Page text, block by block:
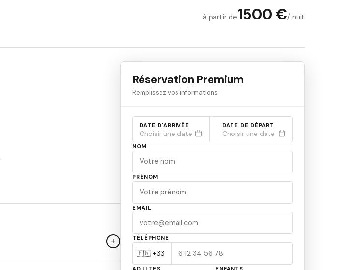
à partir de1500 €/ nuit
+
Réservation Premium
Remplissez vos informations
DATE D'ARRIVÉE
Choisir une date
DATE DE DÉPART
Choisir une date
NOM
PRÉNOM
EMAIL
TÉLÉPHONE
ADULTES ENFANTS